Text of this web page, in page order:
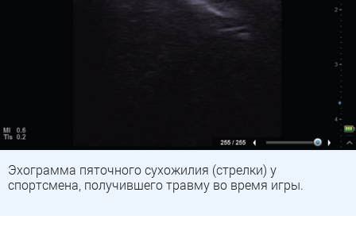
Эхограмма пяточного сухожилия (стрелки) у
спортсмена, получившего травму во время игры.